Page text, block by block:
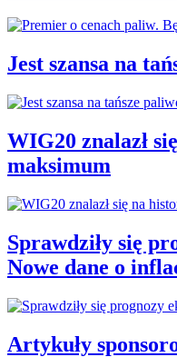
Jest szansa na
WIG20 znalazł
maksimum
Sprawdziły się
Nowe dane o
Artykuły